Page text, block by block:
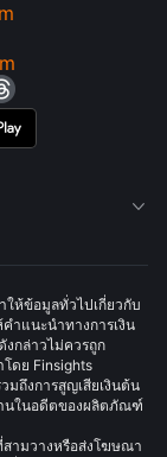

ให้ข้อมูลทั่วไปเกี่ยวกับ
ำแนะนำทางการเงิน
กล่าวไม่ควรถูก
ดย Finsights
ถึงการสูญเสียเงินต้น
นในอดีตของผลิตภัณฑ์
ามวางหรือส่งโฆษณา